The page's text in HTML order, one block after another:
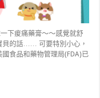
下痠痛藥膏～～感覺就舒
貝的話…… 可要特別小心，
食品和藥物管理局(FDA)已